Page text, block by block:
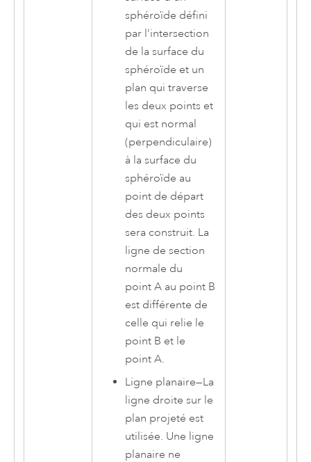
sphéroïde défini
par l’intersection
de la surface du
sphéroïde et un
plan qui traverse
les deux points et
qui est normal
(perpendiculaire)
à la surface du
sphéroïde au
point de départ
des deux points
sera construit. La
ligne de section
normale du
point A au point B
est différente de
celle qui relie le
point B et le
point A.
Ligne planaire—La
ligne droite sur le
plan projeté est
utilisée. Une ligne
planaire ne